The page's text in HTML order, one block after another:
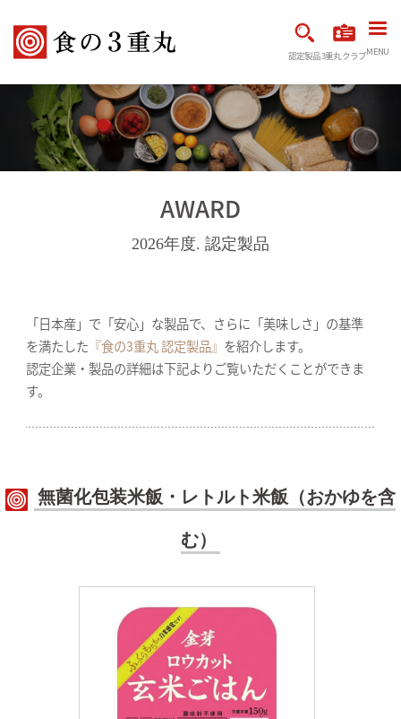
認定製品3重丸クラブMENU
AWARD
2026年度. 認定製品
「日本産」で「安心」な製品で、さらに「美味しさ」の基準
を満たした 『食の3重丸 認定製品』 を紹介します。
認定企業・製品の詳細は下記よりご覧いただくことができま
す。
無菌化包装米飯・レトルト米飯（おかゆを含
む）